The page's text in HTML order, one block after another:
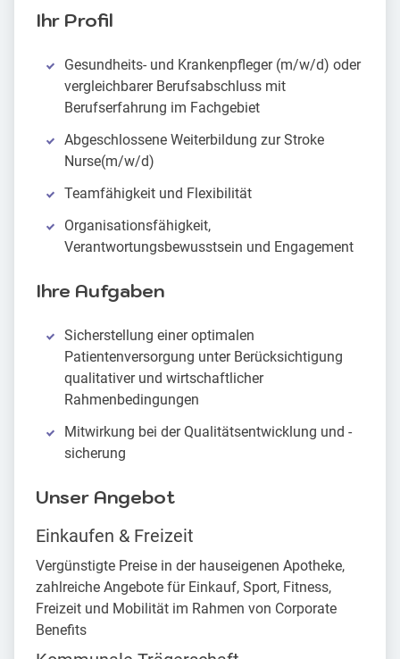
Ihr Profil
Gesundheits- und Krankenpfleger (m/w/d) oder
vergleichbarer Berufsabschluss mit
Berufserfahrung im Fachgebiet
Abgeschlossene Weiterbildung zur Stroke
Nurse(m/w/d)
Teamfähigkeit und Flexibilität
Organisationsfähigkeit,
Verantwortungsbewusstsein und Engagement
Ihre Aufgaben
Sicherstellung einer optimalen
Patientenversorgung unter Berücksichtigung
qualitativer und wirtschaftlicher
Rahmenbedingungen
Mitwirkung bei der Qualitätsentwicklung und -
sicherung
Unser Angebot
Einkaufen & Freizeit
Vergünstigte Preise in der hauseigenen Apotheke,
zahlreiche Angebote für Einkauf, Sport, Fitness,
Freizeit und Mobilität im Rahmen von Corporate
Benefits